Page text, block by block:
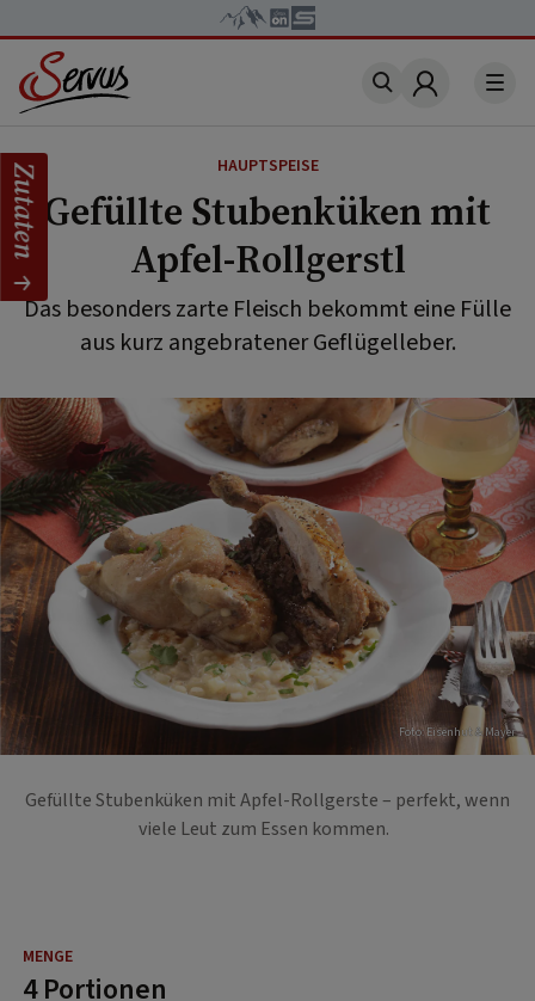
Account
HAUPTSPEISE
Gefüllte Stubenküken mit
Apfel-Rollgerstl
Das besonders zarte Fleisch bekommt eine Fülle
aus kurz angebratener Geflügelleber.
Foto: Eisenhut & Mayer
Gefüllte Stubenküken mit Apfel-Rollgerste – perfekt, wenn
viele Leut zum Essen kommen.
4 Portionen
Zutaten